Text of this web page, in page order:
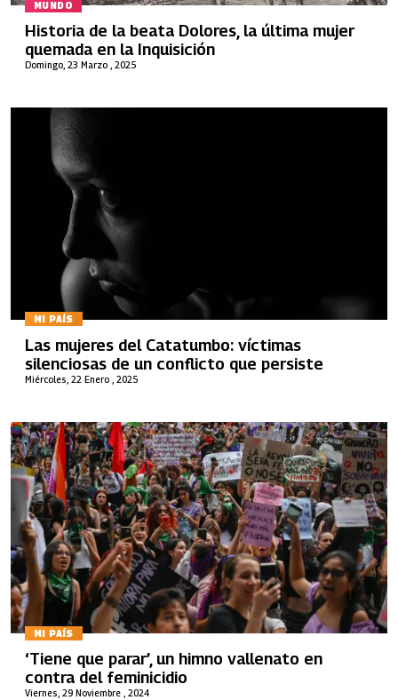
MUNDO
Domingo, 23 Marzo , 2025
Historia de la beata Dolores, la última mujer
quemada en la Inquisición
MI PAÍS
Miércoles, 22 Enero , 2025
Las mujeres del Catatumbo: víctimas
silenciosas de un conflicto que persiste
MI PAÍS
Viernes, 29 Noviembre , 2024
‘Tiene que parar’, un himno vallenato en
contra del feminicidio